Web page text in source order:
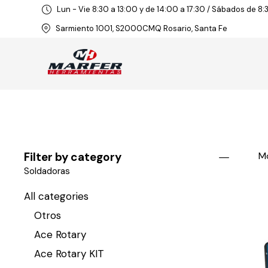
Lun - Vie 8:30 a 13:00 y de 14:00 a 17:30 / Sábados de
Sarmiento 1001, S2000CMQ Rosario, Santa Fe
Filter by category
Soldadoras
All categories
Otros
Ace Rotary
Ace Rotary KIT